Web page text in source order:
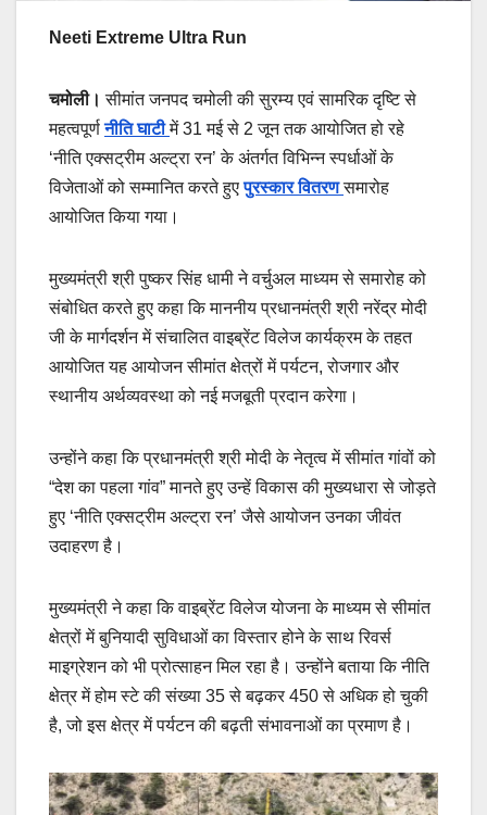
Neeti Extreme Ultra Run
चमोली। सीमांत जनपद चमोली की सुरम्य एवं सामरिक दृष्टि से
महत्वपूर्णनीति घाटीमें 31 मई से 2 जून तक आयोजित हो रहे
‘नीति एक्सट्रीम अल्ट्रा रन’ के अंतर्गत विभिन्न स्पर्धाओं के
विजेताओं को सम्मानित करते हुएपुरस्कार वितरणसमारोह
आयोजित किया गया।
मुख्यमंत्री श्री पुष्कर सिंह धामी ने वर्चुअल माध्यम से समारोह को
संबोधित करते हुए कहा कि माननीय प्रधानमंत्री श्री नरेंद्र मोदी
जी के मार्गदर्शन में संचालित वाइब्रेंट विलेज कार्यक्रम के तहत
आयोजित यह आयोजन सीमांत क्षेत्रों में पर्यटन, रोजगार और
स्थानीय अर्थव्यवस्था को नई मजबूती प्रदान करेगा।
उन्होंने कहा कि प्रधानमंत्री श्री मोदी के नेतृत्व में सीमांत गांवों को
“देश का पहला गांव” मानते हुए उन्हें विकास की मुख्यधारा से जोड़ते
हुए ‘नीति एक्सट्रीम अल्ट्रा रन’ जैसे आयोजन उनका जीवंत
उदाहरण है।
मुख्यमंत्री ने कहा कि वाइब्रेंट विलेज योजना के माध्यम से सीमांत
क्षेत्रों में बुनियादी सुविधाओं का विस्तार होने के साथ रिवर्स
माइग्रेशन को भी प्रोत्साहन मिल रहा है। उन्होंने बताया कि नीति
क्षेत्र में होम स्टे की संख्या 35 से बढ़कर 450 से अधिक हो चुकी
है, जो इस क्षेत्र में पर्यटन की बढ़ती संभावनाओं का प्रमाण है।